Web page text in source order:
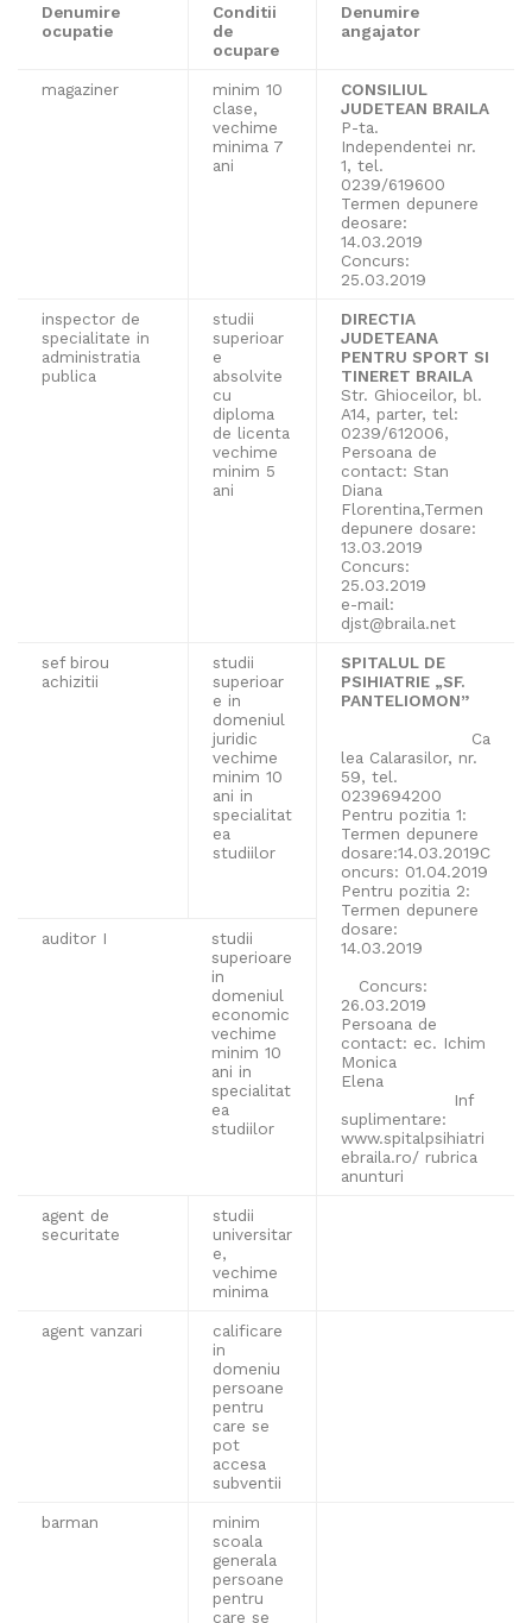
Denumire
ocupatie
Conditii
de
ocupare
Denumire
angajator
magaziner
minim 10
clase,
vechime
minima 7
ani
CONSILIUL
JUDETEAN BRAILA
P-ta.
Independentei nr.
1, tel.
0239/619600
Termen depunere
deosare:
14.03.2019
Concurs:
25.03.2019
inspector de
specialitate in
administratia
publica
studii
superioar
e
absolvite
cu
diploma
de licenta
vechime
minim 5
ani
DIRECTIA
JUDETEANA
PENTRU SPORT SI
TINERET BRAILA
Str. Ghioceilor, bl.
A14, parter, tel:
0239/612006,
Persoana de
contact: Stan
Diana
Florentina,Termen
depunere dosare:
13.03.2019
Concurs:
25.03.2019
e-mail:
djst@braila.net
sef birou
achizitii
studii
superioar
e in
domeniul
juridic
vechime
minim 10
ani in
specialitat
ea
studiilor
SPITALUL DE
PSIHIATRIE „SF.
PANTELIOMON”
Ca
lea Calarasilor, nr.
59, tel.
0239694200
Pentru pozitia 1:
Termen depunere
dosare:14.03.2019C
oncurs: 01.04.2019
Pentru pozitia 2:
Termen depunere
dosare:
14.03.2019
Concurs:
26.03.2019
Persoana de
contact: ec. Ichim
Monica
Elena
Inf
suplimentare:
www.spitalpsihiatri
ebraila.ro/ rubrica
anunturi
auditor I
studii
superioare
in
domeniul
economic
vechime
minim 10
ani in
specialitat
ea
studiilor
agent de
securitate
studii
universitar
e,
vechime
minima
agent vanzari
calificare
in
domeniu
persoane
pentru
care se
pot
accesa
subventii
barman
minim
scoala
generala
persoane
pentru
care se